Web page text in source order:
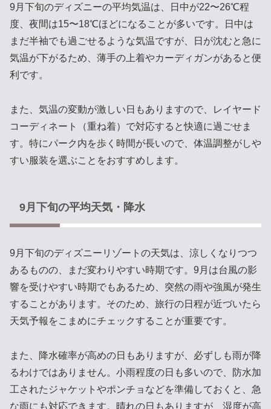
9月下旬のディズニーの平均気温は、日中が22〜26℃程
度、夜間は15〜18℃ほどになることが多いです。日中は
まだ半袖でも過ごせるような気温ですが、日が沈むと急に
気温が下がるため、薄手の上着やカーディガンがあると便
利です。
また、気温の変動が激しい日もありますので、レイヤード
コーディネート（重ね着）で対応すると快適に過ごせま
す。特にパーク内を歩く時間が長いので、体温調整がしや
すい服装を選ぶことをおすすめします。
9月下旬の平均天気・降水
9月下旬のディズニーリゾートの天気は、涼しくなりつつ
あるものの、まだ変わりやすい時期です。9月は台風の影
響を受けやすい時期でもあるため、突然の雨や強風が発生
することがあります。そのため、旅行の日程が近づいたら
天気予報をこまめにチェックすることが重要です。
また、降水確率が高めの日もありますが、必ずしも雨が降
るわけではありません。小雨程度の日も多いので、防水加
工されたジャケットやポンチョなどを準備しておくと、急
な雨にも対応できます。晴れの日もありますが、湿度が高